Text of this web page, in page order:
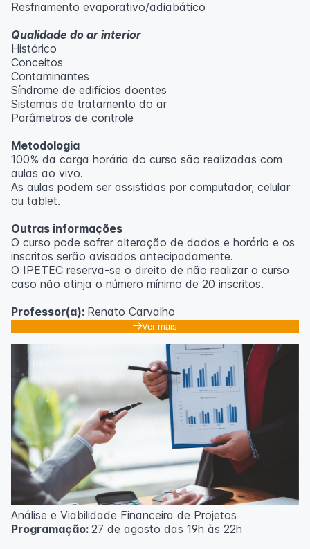
Resfriamento evaporativo/adiabático
Qualidade do ar interior
Histórico
Conceitos
Contaminantes
Síndrome de edifícios doentes
Sistemas de tratamento do ar
Parâmetros de controle
Metodologia
100% da carga horária do curso são realizadas com
aulas ao vivo.
As aulas podem ser assistidas por computador, celular
ou tablet.
Outras informações
O curso pode sofrer alteração de dados e horário e os
inscritos serão avisados ​​antecipadamente.
O IPETEC reserva-se o direito de não realizar o curso
caso não atinja o número mínimo de 20 inscritos.
Professor(a): Renato Carvalho
Ver mais
Análise e Viabilidade Financeira de Projetos
Programação: 27 de agosto das 19h às 22h